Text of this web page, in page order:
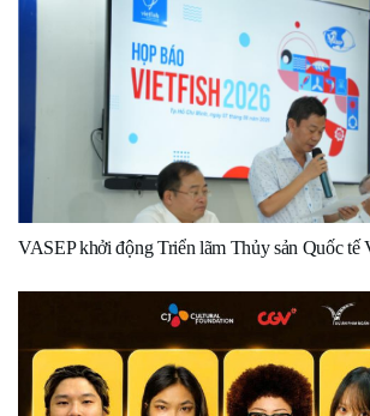
VASEP khởi động Triển lãm Thủy sản Quốc